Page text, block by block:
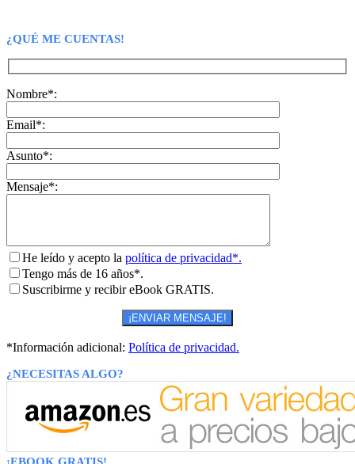
¿QUÉ ME CUENTAS!
Nombre*:
Email*:
Asunto*:
Mensaje*:
He leído y acepto la política de privacidad*.
Tengo más de 16 años*.
Suscribirme y recibir eBook GRATIS.
*Información adicional: Política de privacidad.
¿NECESITAS ALGO?
¡EBOOK GRATIS!